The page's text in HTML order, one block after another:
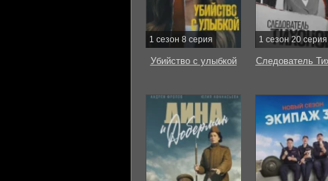
1 сезон 8 серия
Убийство с улыбкой
1 сезон 20 серия
Следователь